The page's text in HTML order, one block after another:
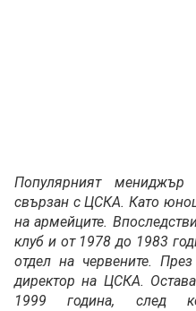
Популярният
свързан с ЦСКА. Като
на армейците.
клуб и от 1978 до 1983
отдел на червените.
директор на ЦСКА.
1999 година, след